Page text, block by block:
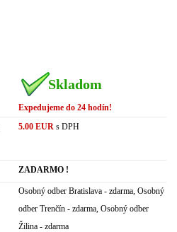
Skladom
Expedujeme do 24 hodín!
5.00 EUR s DPH
ZADARMO !
Osobný odber Bratislava - zdarma, Osobný
odber Trenčín - zdarma, Osobný odber
Žilina - zdarma